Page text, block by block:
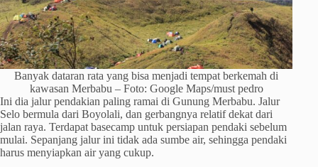
Banyak dataran rata yang bisa menjadi tempat berkemah di
kawasan Merbabu – Foto: Google Maps/must pedro
Ini dia jalur pendakian paling ramai di Gunung Merbabu. Jalur
Selo bermula dari Boyolali, dan gerbangnya relatif dekat dari
jalan raya. Terdapat basecamp untuk persiapan pendaki sebelum
mulai. Sepanjang jalur ini tidak ada sumbe air, sehingga pendaki
harus menyiapkan air yang cukup.